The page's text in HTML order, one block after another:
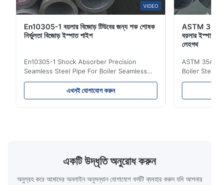
VIDEO
En10305-1 বয়লার বিজোড় টিউবের জন্য শক শোষক
নির্ভুলতা বিজোড় ইস্পাত পাইপ
En10305-1 Shock Absorber Precision
Seamless Steel Pipe For Boiler Seamless
Tube Seamless Precision steel tubes To be
used in hydraulic system, automobile and
precision machinery parts for cars and
14m,5.8m,6m,10m-12m,12m or as
customer's actual requirys Standard JIS
এখনই যোগাযোগ করুন
ASTM 35#
বয়লার ইস্পাত
লেহগথ
ASTM 35#
Boiler Steel
Lehgth Its
Q235,
একটি উদ্ধৃতি অনুরোধ করুন
অনুগ্রহ করে আমাদের অনলাইন অনুসন্ধান যোগাযোগ ফর্মটি ব্যবহার করুন যদি আপনার